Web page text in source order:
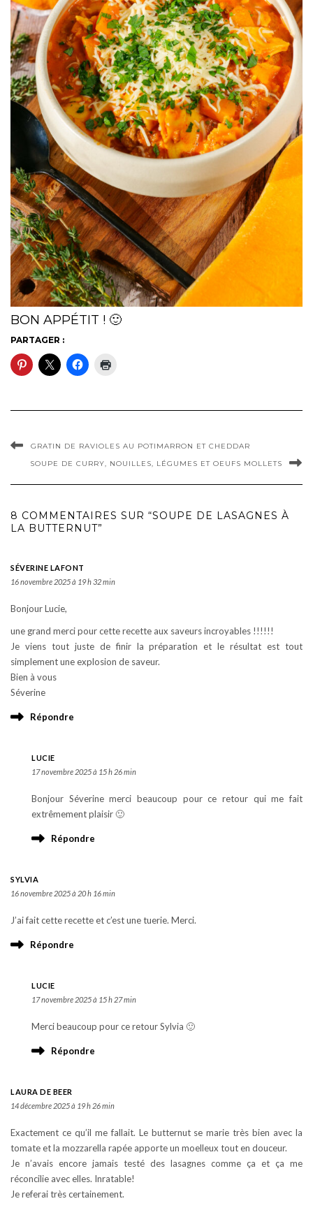
BON APPÉTIT ! 🙂
PARTAGER :
GRATIN DE RAVIOLES AU POTIMARRON ET CHEDDAR
SOUPE DE CURRY, NOUILLES, LÉGUMES ET OEUFS MOLLETS
8 COMMENTAIRES SUR “SOUPE DE LASAGNES À
LA BUTTERNUT”
SÉVERINE LAFONT
16 novembre 2025 à 19 h 32 min
Bonjour Lucie,
une grand merci pour cette recette aux saveurs incroyables !!!!!!
Je viens tout juste de finir la préparation et le résultat est tout
simplement une explosion de saveur.
Bien à vous
Séverine
Répondre
LUCIE
17 novembre 2025 à 15 h 26 min
Bonjour Séverine merci beaucoup pour ce retour qui me fait
extrêmement plaisir 🙂
Répondre
SYLVIA
16 novembre 2025 à 20 h 16 min
J’ai fait cette recette et c’est une tuerie. Merci.
Répondre
LUCIE
17 novembre 2025 à 15 h 27 min
Merci beaucoup pour ce retour Sylvia 🙂
Répondre
LAURA DE BEER
14 décembre 2025 à 19 h 26 min
Exactement ce qu’il me fallait. Le butternut se marie très bien avec la
tomate et la mozzarella rapée apporte un moelleux tout en douceur.
Je n’avais encore jamais testé des lasagnes comme ça et ça me
réconcilie avec elles. Inratable!
Je referai très certainement.